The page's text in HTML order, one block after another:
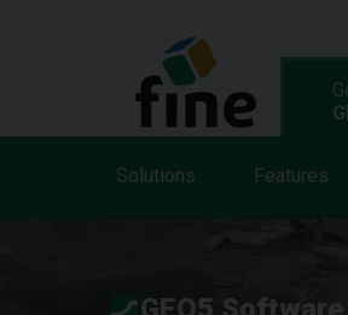
Solutions Features